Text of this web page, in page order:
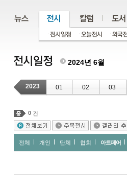
2024년 6월
2023 01 02 03
0 건
전체 개인 단체 협회 아트페어